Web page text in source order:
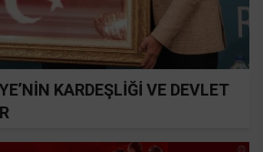
KARDEŞLİĞİ VE DEVLET